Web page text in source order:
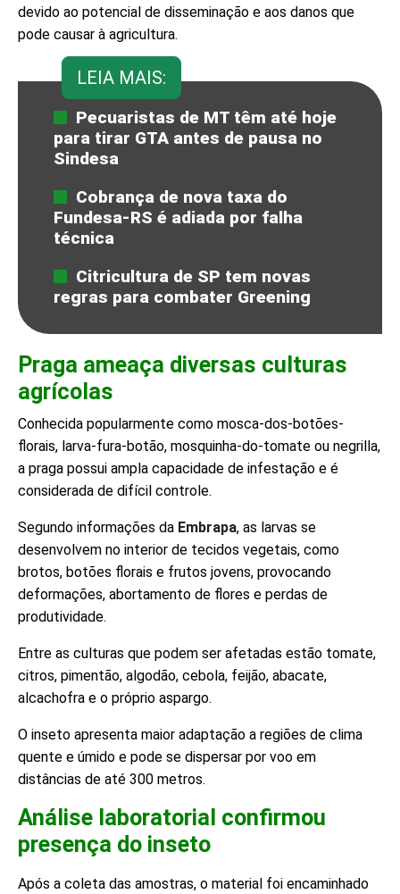
devido ao potencial de disseminação e aos danos que
pode causar à agricultura.
LEIA MAIS:
Pecuaristas de MT têm até hoje
para tirar GTA antes de pausa no
Sindesa
Cobrança de nova taxa do
Fundesa-RS é adiada por falha
técnica
Citricultura de SP tem novas
regras para combater Greening
Praga ameaça diversas culturas
agrícolas
Conhecida popularmente como mosca-dos-botões-
florais, larva-fura-botão, mosquinha-do-tomate ou negrilla,
a praga possui ampla capacidade de infestação e é
considerada de difícil controle.
Segundo informações da Embrapa, as larvas se
desenvolvem no interior de tecidos vegetais, como
brotos, botões florais e frutos jovens, provocando
deformações, abortamento de flores e perdas de
produtividade.
Entre as culturas que podem ser afetadas estão tomate,
citros, pimentão, algodão, cebola, feijão, abacate,
alcachofra e o próprio aspargo.
O inseto apresenta maior adaptação a regiões de clima
quente e úmido e pode se dispersar por voo em
distâncias de até 300 metros.
Análise laboratorial confirmou
presença do inseto
Após a coleta das amostras, o material foi encaminhado